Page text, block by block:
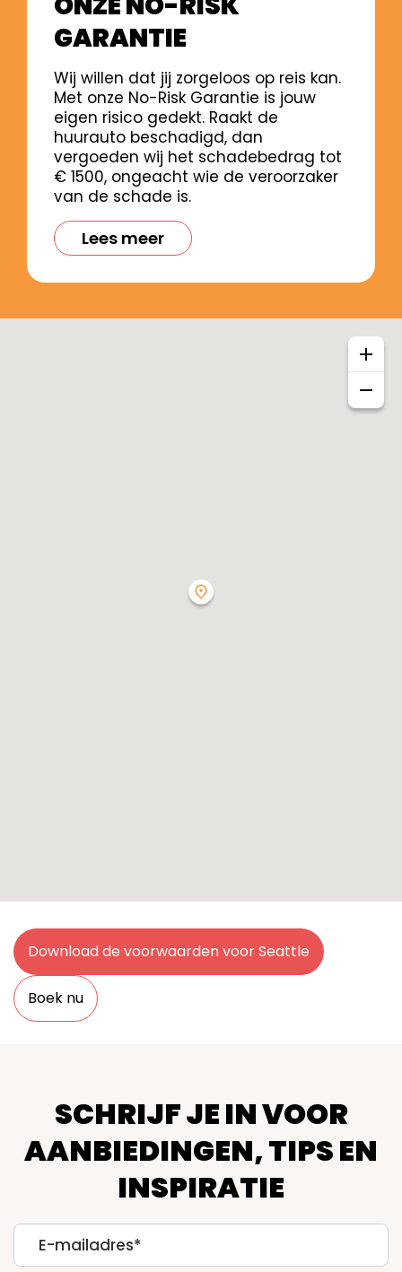
GARANTIE
Wij willen dat jij zorgeloos op reis kan.
Met onze No-Risk Garantie is jouw
eigen risico gedekt. Raakt de
huurauto beschadigd, dan
vergoeden wij het schadebedrag tot
€ 1500, ongeacht wie de veroorzaker
van de schade is.
Lees meer
Download de voorwaarden voor Seattle
Boek nu
SCHRIJF JE IN VOOR
AANBIEDINGEN, TIPS EN
INSPIRATIE
E-
mailadres